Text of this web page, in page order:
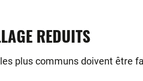
REDUITS
plus communs doivent être